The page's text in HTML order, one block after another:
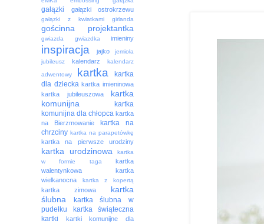
gałązki gałązki ostrokrzewu
gałązki z kwiatkami girlanda
gościnna projektantka
gwiazda gwiazdka imieniny
inspiracja jajko
jemioła
jubileusz
kalendarz
kalendarz
adwentowy
kartka
kartka
dla dziecka kartka imieninowa
kartka jubileuszowa
kartka
komunijna
kartka
komunijna dla chłopca kartka
na Bierzmowanie
kartka na
chrzciny kartka na parapetówkę
kartka na pierwsze urodziny
kartka urodzinowa
kartka
w formie taga
kartka
walentynkowa
kartka
wielkanocna
kartka z kopertą
kartka zimowa
kartka
ślubna
kartka ślubna w
pudełku
kartka świąteczna
kartki
kartki komunijne dla